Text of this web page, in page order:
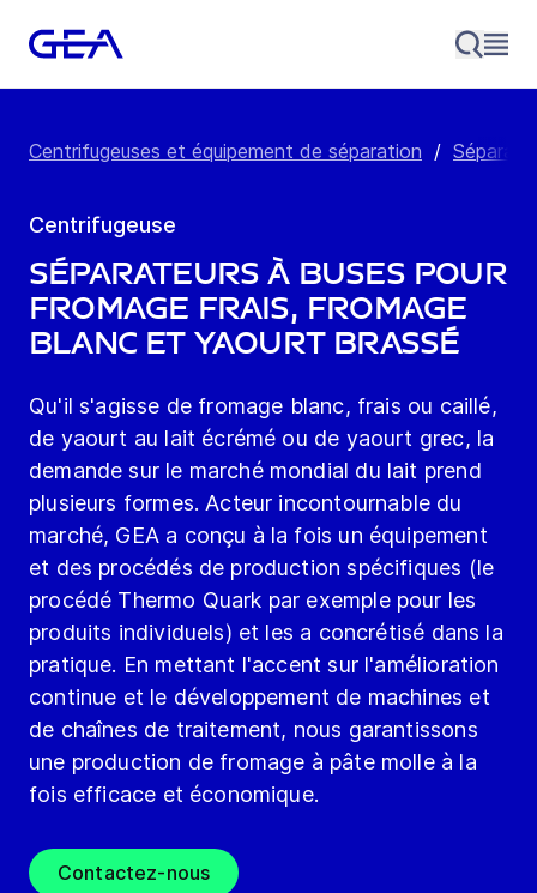
Centrifugeuses et équipement de séparation /
Centrifugeuse
Séparateurs à buses pour
fromage frais, fromage
blanc et yaourt brassé
Qu'il s'agisse de fromage blanc, frais ou caillé,
de yaourt au lait écrémé ou de yaourt grec, la
demande sur le marché mondial du lait prend
plusieurs formes. Acteur incontournable du
marché, GEA a conçu à la fois un équipement
et des procédés de production spécifiques (le
procédé Thermo Quark par exemple pour les
produits individuels) et les a concrétisé dans la
pratique. En mettant l'accent sur l'amélioration
continue et le développement de machines et
de chaînes de traitement, nous garantissons
une production de fromage à pâte molle à la
fois efficace et économique.
Contactez-nous